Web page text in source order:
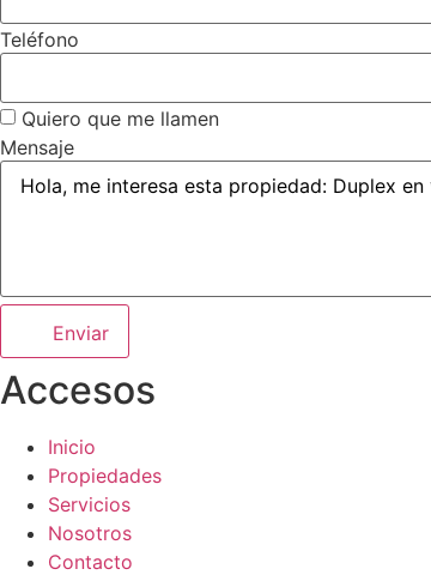
Teléfono
Quiero que me llamen
Mensaje
Enviar
Accesos
Inicio
Propiedades
Servicios
Nosotros
Contacto